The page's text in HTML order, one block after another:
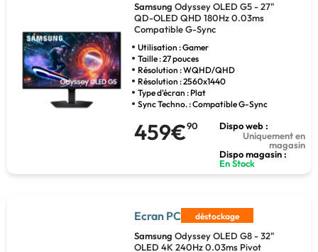
Samsung Odyssey OLED G5 - 27"
QD-OLED QHD 180Hz 0.03ms
Compatible G-Sync
Utilisation : Gamer
Taille : 27 pouces
Résolution : WQHD/QHD
Résolution : 2560x1440
Type d'écran : Plat
Sync Techno. : Compatible G-Sync
459€90
Dispo web :
Uniquement en
magasin
Dispo magasin :
En Stock
Ecran PC déstockage
Samsung Odyssey OLED G8 - 32"
OLED 4K 240Hz 0.03ms Pivot